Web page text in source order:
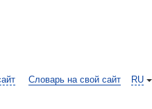
RU
Словарь на свой сайт